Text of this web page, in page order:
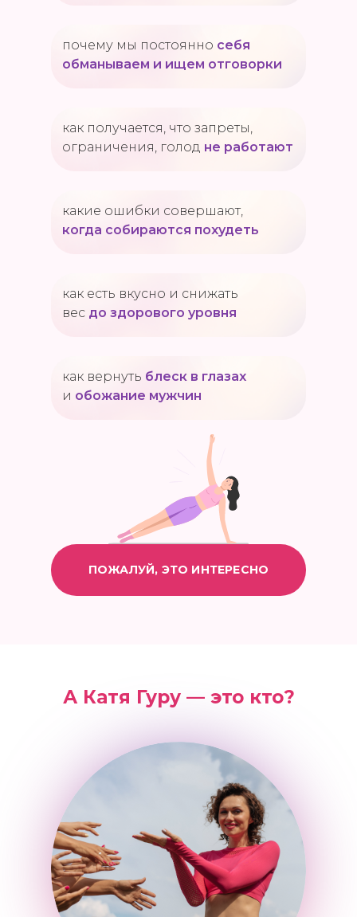
почему мы постоянно себя
обманываем и ищем отговорки
как получается, что запреты,
ограничения, голод не работают
какие ошибки совершают,
когда собираются похудеть
как есть вкусно и снижать
вес до здорового уровня
как вернуть блеск в глазах
и обожание мужчин
ПОЖАЛУЙ, ЭТО ИНТЕРЕСНО
А Катя Гуру — это кто?